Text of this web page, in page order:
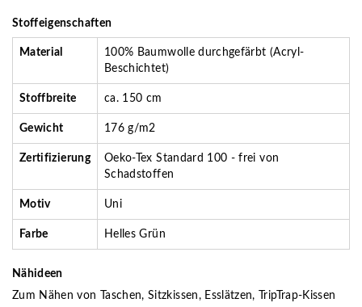
Stoffeigenschaften
Material
100% Baumwolle durchgefärbt (Acryl-
Beschichtet)
Stoffbreite ca. 150 cm
Gewicht 176 g/m2
Zertifizierung
Oeko-Tex Standard 100 - frei von
Schadstoffen
Motiv Uni
Farbe Helles Grün
Nähideen
Zum Nähen von Taschen, Sitzkissen, Esslätzen, TripTrap-Kissen